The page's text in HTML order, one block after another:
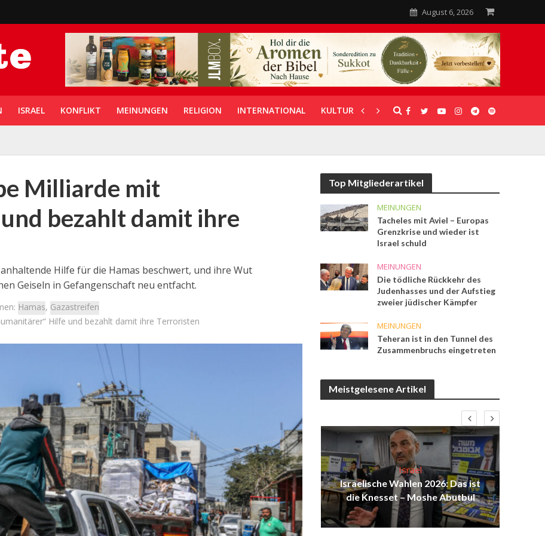
August 6, 2026
ISRAEL KONFLIKT MEINUNGEN RELIGION INTERNATIONAL KULTUR UNTERSTÜTZUNG
Milliarde mit
bezahlt damit ihre
Hilfe für die Hamas beschwert, und ihre Wut
Geiseln in Gefangenschaft neu entfacht.
Hamas, Gazastreifen
Hilfe und bezahlt damit ihre Terroristen
Top Mitgliederartikel
MEINUNGEN
Tacheles mit Aviel – Europas
Grenzkrise und wieder ist
Israel schuld
MEINUNGEN
Die tödliche Rückkehr des
Judenhasses und der Aufstieg
zweier jüdischer Kämpfer
MEINUNGEN
Teheran ist in den Tunnel des
Zusammenbruchs eingetreten
Meistgelesene Artikel
Israel
Wahlen 2026: Das ist
– Vladimir Beliak
Israel
Netanjahu zu Christen: „Wir sind
eins“
Israel
Israelische Wahlen 2026: Das ist
die Knesset – Moshe Abutbul